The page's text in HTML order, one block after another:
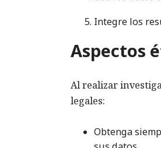
Integre los
Aspectos
Al realizar
legales:
Obtenga